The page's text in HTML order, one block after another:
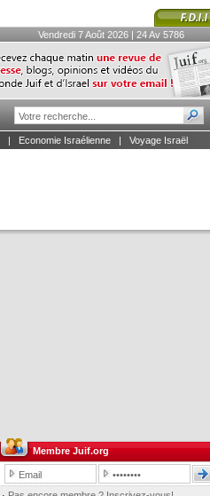
Vendredi 7 Août 2026 | 24 Av 5786
| Economie Israélienne| Voyage Israël
Membre Juif.org